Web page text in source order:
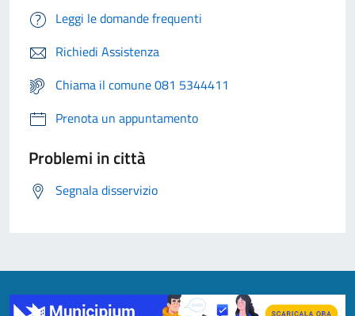
Leggi le domande frequenti
Richiedi Assistenza
Chiama il comune 081 5344411
Prenota un appuntamento
Problemi in città
Segnala disservizio